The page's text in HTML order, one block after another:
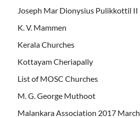
Joseph Mar Dionysius Pulikkottil II
K. V. Mammen
Kerala Churches
Kottayam Cheriapally
List of MOSC Churches
M. G. George Muthoot
Malankara Association 2017 March